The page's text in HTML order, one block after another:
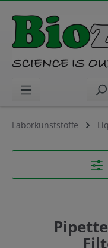
springen
Laborkunststoffe